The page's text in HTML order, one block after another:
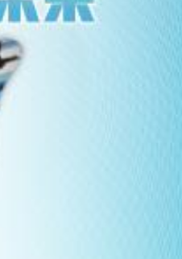
善举为患病儿童撑起健康希望。